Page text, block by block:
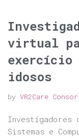
virtual
exercício
idosos
by VR2Care
Investigadores
Sistemas e